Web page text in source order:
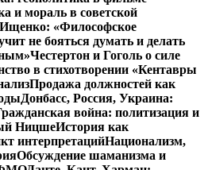
и мораль в советской
«Философское
не бояться думать и делать
Честертон и Гоголь о силе
в стихотворении «Кентавры
Продажа должностей как
Донбасс, Россия, Украина:
война: политизация и
НицшеИстория как
интерпретацийНационализм,
Обсуждение шаманизма и